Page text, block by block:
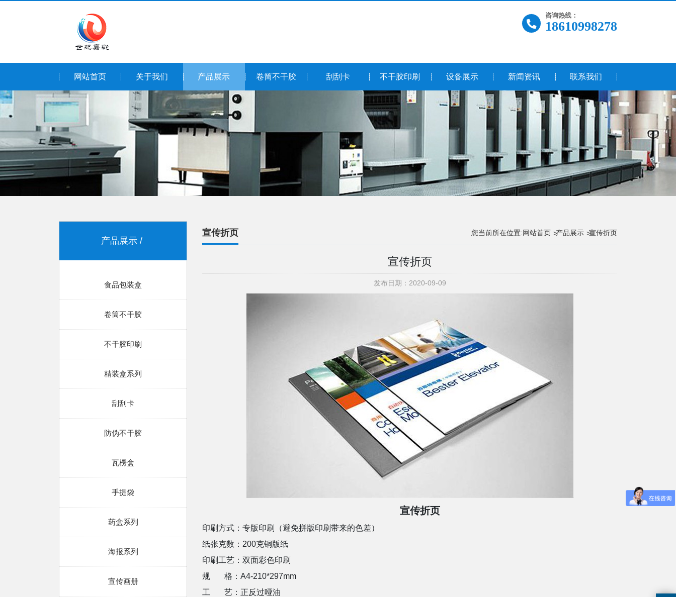
咨询热线：
18610998278
网站首页 关于我们 产品展示 卷筒不干胶 刮刮卡 不干胶印刷 设备展示 新闻资讯 联系我们
产品展示
食品包装盒
卷筒不干胶
不干胶印刷
精装盒系列
刮刮卡
防伪不干胶
瓦楞盒
手提袋
药盒系列
海报系列
宣传画册
宣传折页 您当前所在位置:网站首页 产品展示 宣传折页
宣传折页
发布日期：2020-09-09
宣传折页
印刷方式：专版印刷（避免拼版印刷带来的色差）
纸张克数：200克铜版纸
印刷工艺：双面彩色印刷
规 格：A4-210*297mm
工 艺：正反过哑油